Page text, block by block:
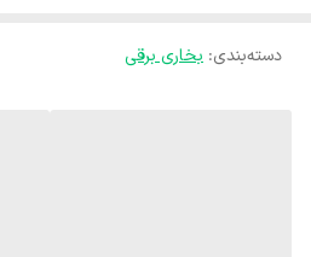
کرد. برای بازدهی بیشتر از صفحه استیل
دسته‌بندی: بخاری برقی